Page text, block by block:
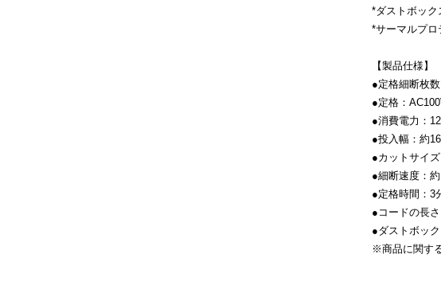
*ダストボック
*サーマルプロ
【製品仕様】
●定格細断枚
●定格：
●消費電力：
●投入幅：約
●カットサイ
●細断速度：
●定格時間：3
●コードの長
●ダストボッ
※商品に関す